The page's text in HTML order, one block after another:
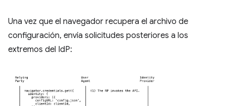
Una vez que el navegador recupera el archivo de
configuración, envía solicitudes posteriores a los
extremos del IdP: